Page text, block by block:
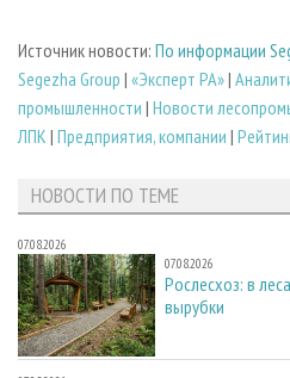
Источник новости: По информации
Segezha Group | «Эксперт РА»|
промышленности | Новости
ЛПК | Предприятия, компании |
НОВОСТИ ПО ТЕМЕ
07.08.2026
07.08.2026
Рослесхоз: в
вырубки